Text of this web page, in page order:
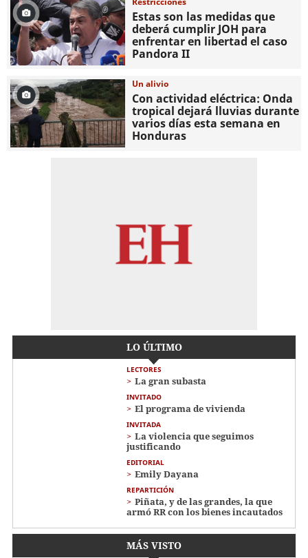
Estas son las medidas que
deberá cumplir JOH para
enfrentar en libertad el caso
Pandora II
Un alivio
Con actividad eléctrica: Onda
tropical dejará lluvias durante
varios días esta semana en
Honduras
LO ÚLTIMO
LECTORES
La gran subasta
INVITADO
El programa de vivienda
INVITADA
La violencia que seguimos
justificando
EDITORIAL
Emily Dayana
REPARTICIÓN
Piñata, y de las grandes, la que
armó RR con los bienes incautados
MÁS VISTO